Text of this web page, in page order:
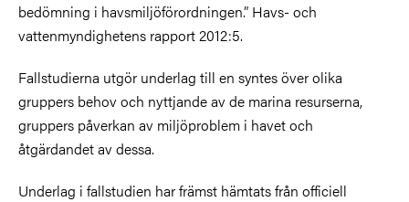
bedömning i havsmiljöförordningen.” Havs- och
vattenmyndighetens rapport 2012:5.
Fallstudierna utgör underlag till en syntes över olika
gruppers behov och nyttjande av de marina resurserna,
gruppers påverkan av miljöproblem i havet och
åtgärdandet av dessa.
Underlag i fallstudien har främst hämtats från officiell